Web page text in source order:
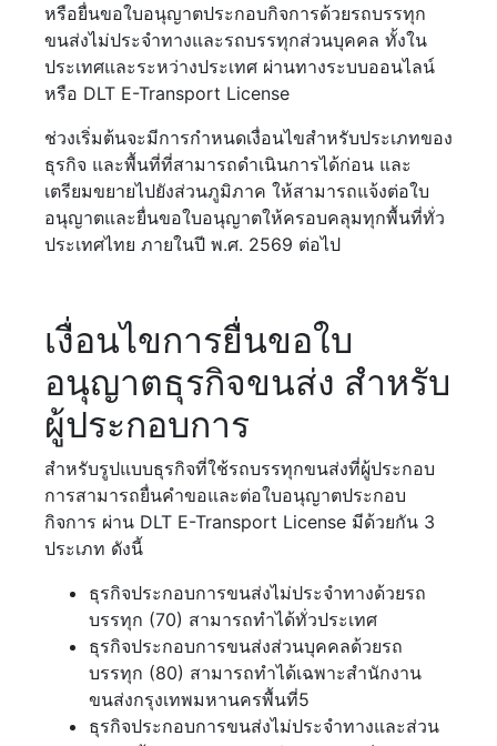
หรือยื่นขอใบอนุญาตประกอบกิจการด้วยรถบรรทุก
ขนส่งไม่ประจำทางและรถบรรทุกส่วนบุคคล ทั้งใน
ประเทศและระหว่างประเทศ ผ่านทางระบบออนไลน์
หรือ DLT E-Transport License
ช่วงเริ่มต้นจะมีการกำหนดเงื่อนไขสำหรับประเภทของ
ธุรกิจ และพื้นที่ที่สามารถดำเนินการได้ก่อน และ
เตรียมขยายไปยังส่วนภูมิภาค ให้สามารถแจ้งต่อใบ
อนุญาตและยื่นขอใบอนุญาตให้ครอบคลุมทุกพื้นที่ทั่ว
ประเทศไทย ภายในปี พ.ศ. 2569 ต่อไป
เงื่อนไขการยื่นขอใบ
อนุญาตธุรกิจขนส่ง สำหรับ
ผู้ประกอบการ
สำหรับรูปแบบธุรกิจที่ใช้รถบรรทุกขนส่งที่ผู้ประกอบ
การสามารถยื่นคำขอและต่อใบอนุญาตประกอบ
กิจการ ผ่าน DLT E-Transport License มีด้วยกัน 3
ประเภท ดังนี้
ธุรกิจประกอบการขนส่งไม่ประจำทางด้วยรถ
บรรทุก (70) สามารถทำได้ทั่วประเทศ
ธุรกิจประกอบการขนส่งส่วนบุคคลด้วยรถ
บรรทุก (80) สามารถทำได้เฉพาะสำนักงาน
ขนส่งกรุงเทพมหานครพื้นที่5
ธุรกิจประกอบการขนส่งไม่ประจำทางและส่วน